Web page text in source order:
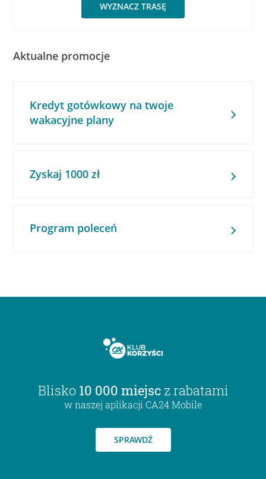
WYZNACZ TRASĘ
Aktualne promocje
Kredyt gotówkowy na twoje
wakacyjne plany
Zyskaj 1000 zł
Program poleceń
Blisko 10 000 miejsc z rabatami
w naszej aplikacji CA24 Mobile
SPRAWDŹ